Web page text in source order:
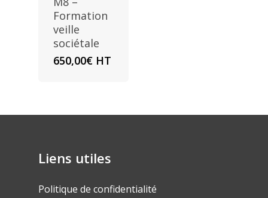
Formation
veille
sociétale
650,00€ HT
Liens utiles
Politique de confidentialité